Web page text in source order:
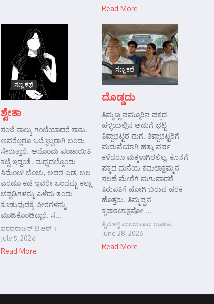
Read More
ಸಣ್ಣ ಕಥೆ
ಶ್ವೇತಾ
ಸಂಜೆ ನಾಲ್ಕು ಗಂಟೆಯಾದರೆ ಸಾಕು.
ಅವರೆಲ್ಲರೂ ಒಬ್ಬೊಬ್ಬರಾಗಿ ಬಂದು
ಸೇರುತ್ತಾರೆ. ಅದೊಂದು ಪಂಚಾಯಿತಿ
ಕಟ್ಟೆ ಇದ್ದಂತೆ. ಮಧ್ಯದಲ್ಲೊಂದು
ಸಿಮೆಂಟ್ ಬೆಂಚು, ಅದರ ಎಡ, ಬಲ
ಎರಡೂ ಕಡೆ ಇವರೇ ಒಂದಷ್ಟು ಕಲ್ಲು
ಚಪ್ಪಡಿಗಳನ್ನು ಎಳೆದು ತಂದು
ಕೊಡುವುದಕ್ಕೆ ಪೀಠಗಳನ್ನು
ಮಾಡಿಕೊಂಡಿದ್ದಾರೆ. ಸ...
ವರದರಾಜನ್ ಟಿ ಆರ್
July 5, 2026
Read More
ಸಣ್ಣ ಕಥೆ
ದೊಡ್ಡದು
ತಿಮ್ಮಣ್ಣ ನಮ್ಮೂರಿನ ಪಕ್ಕದ
ಹಳ್ಳಿಯಲ್ಲಿನ ಅಡುಗೆ ಭಟ್ಟ
ತಿಪ್ಪಾಭಟ್ಟರ ಮಗ. ತಿಪ್ಪಾಭಟ್ಟರಿಗೆ
ಮದುವೆಯಾಗಿ ಹತ್ತು ವರ್ಷ
ಕಳೆದರೂ ಮಕ್ಕಳಾಗಿರಲಿಲ್ಲ. ಕೊನೆಗೆ
ಪಕ್ಕದ ಮನೆಯ ಕಮಲಾಕ್ಷಮ್ಮನ
ಸಲಹೆ ಮೇರೆಗೆ ಮಗುವಾದರೆ
ತಿರುಪತಿಗೆ ಹೋಗಿ ಬರುವ ಹರಕೆ
ಹೊತ್ತರು. ತಿಮ್ಮಪ್ಪನ
ಕೃಪಾಕಟಾಕ್ಷವೋ ...
ತೈರೊಳ್ಳಿ ಮಂಜುನಾಥ ಉಡುಪ
June 28, 2026
Read More